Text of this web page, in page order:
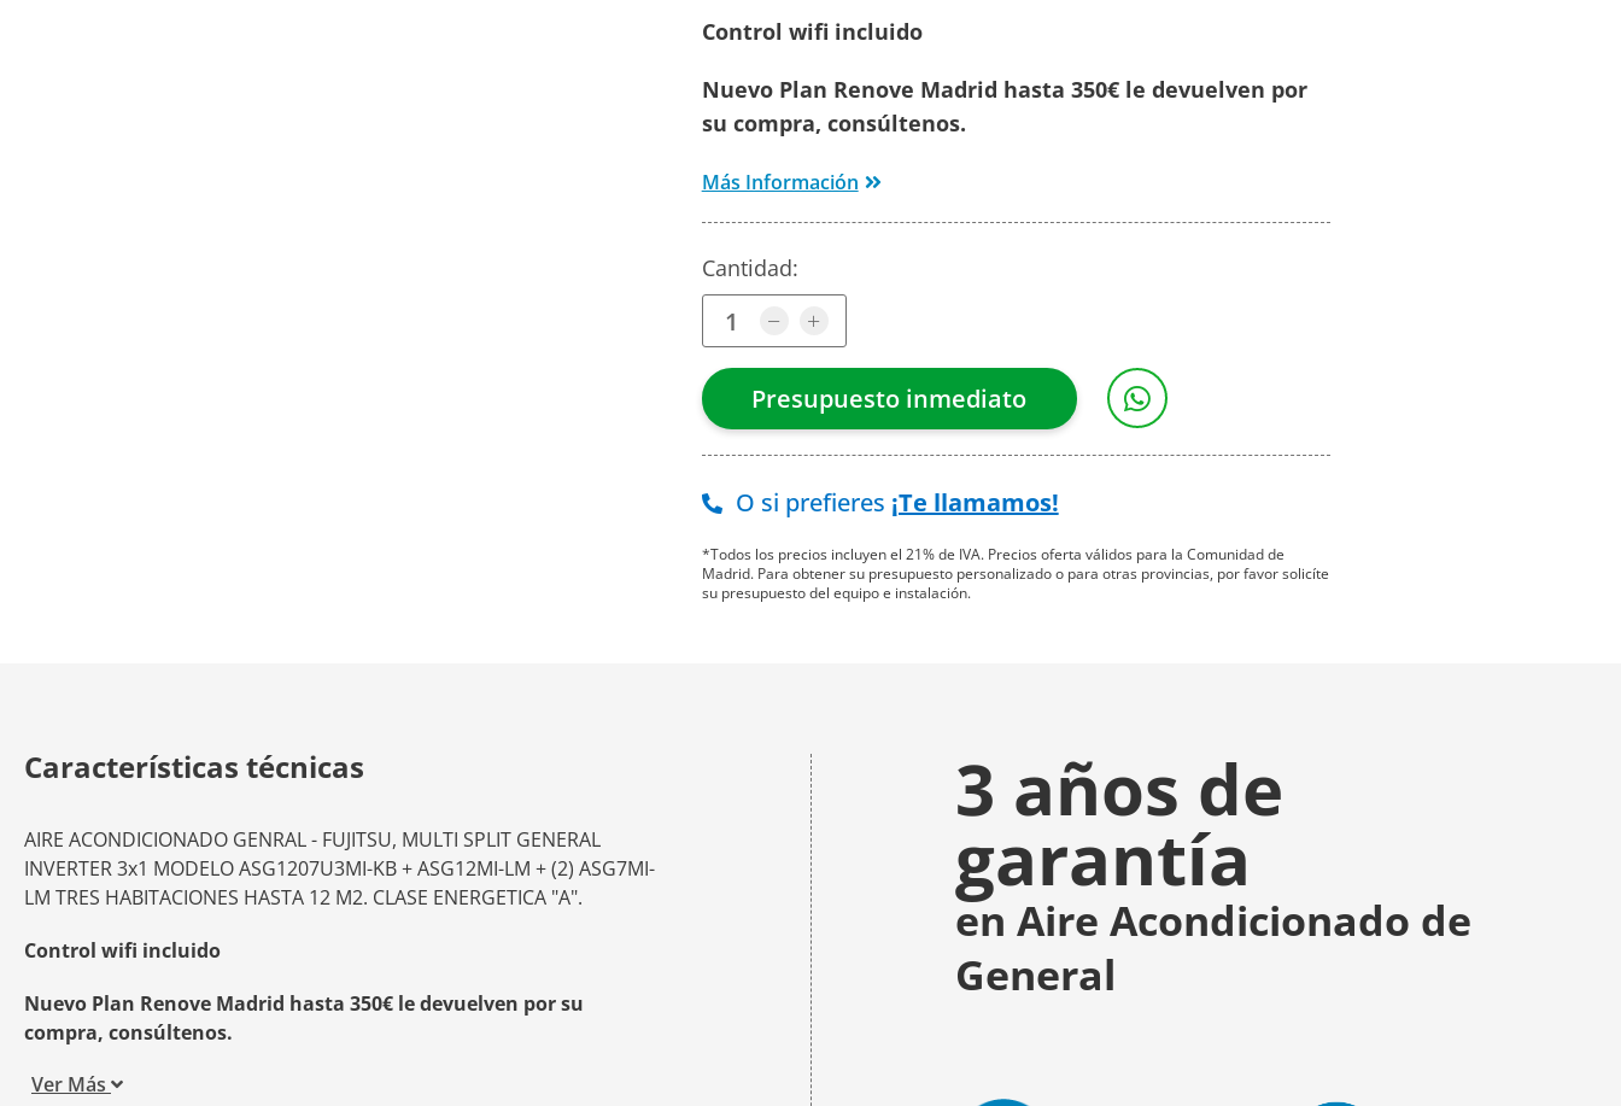
Control wifi incluido
Nuevo Plan Renove Madrid hasta 350€ le devuelven por
su compra, consúltenos.
Más Información
Cantidad:
O si prefieres ¡Te llamamos!
*Todos los precios incluyen el 21% de IVA. Precios oferta válidos para la Comunidad de
Madrid. Para obtener su presupuesto personalizado o para otras provincias, por favor solicíte
su presupuesto del equipo e instalación.
Características técnicas
AIRE ACONDICIONADO GENRAL - FUJITSU, MULTI SPLIT GENERAL
INVERTER 3x1 MODELO ASG1207U3MI-KB + ASG12MI-LM + (2) ASG7MI-
LM TRES HABITACIONES HASTA 12 M2. CLASE ENERGETICA "A".
Control wifi incluido
Nuevo Plan Renove Madrid hasta 350€ le devuelven por su
compra, consúltenos.
Ver Más
3 años de
garantía
en Aire Acondicionado de
General